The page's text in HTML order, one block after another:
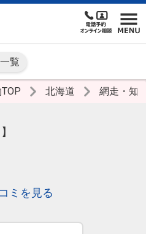
覧
北海道 網走・知
ミを見る